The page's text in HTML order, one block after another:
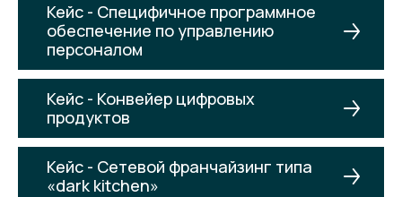
Кейс - Специфичное программное
обеспечение по управлению
персоналом
Кейс - Конвейер цифровых
продуктов
Кейс - Сетевой франчайзинг типа
«dark kitchen»